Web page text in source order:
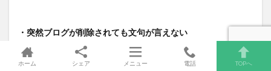
・突然ブログが削除されても文句が言えない
・ブログサービスがいきなり終了する事もある
ホーム シェア メニュー 電話 TOPへ